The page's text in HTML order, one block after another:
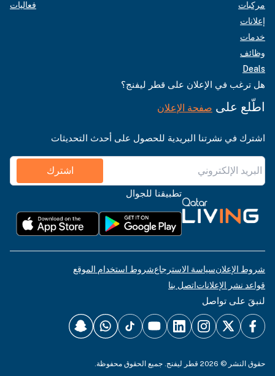
مركبات
إعلانات
خدمات
وظائف
Deals
فعاليات
هل ترغب في الإعلان على قطر ليفنج؟
اطّلع على صفحة الإعلان
اشترك في نشرتنا البريدية للحصول على أحدث التحديثات
اشترك
تطبيقنا للجوال
شروط الإعلانسياسة الاسترجاعشروط استخدام الموقع
قواعد نشر الإعلاناتاتصل بنا
لنبقَ على تواصل
حقوق النشر © 2026 قطر ليفنج. جميع الحقوق محفوظة.